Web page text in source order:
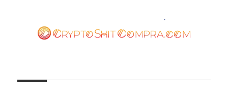
contenido